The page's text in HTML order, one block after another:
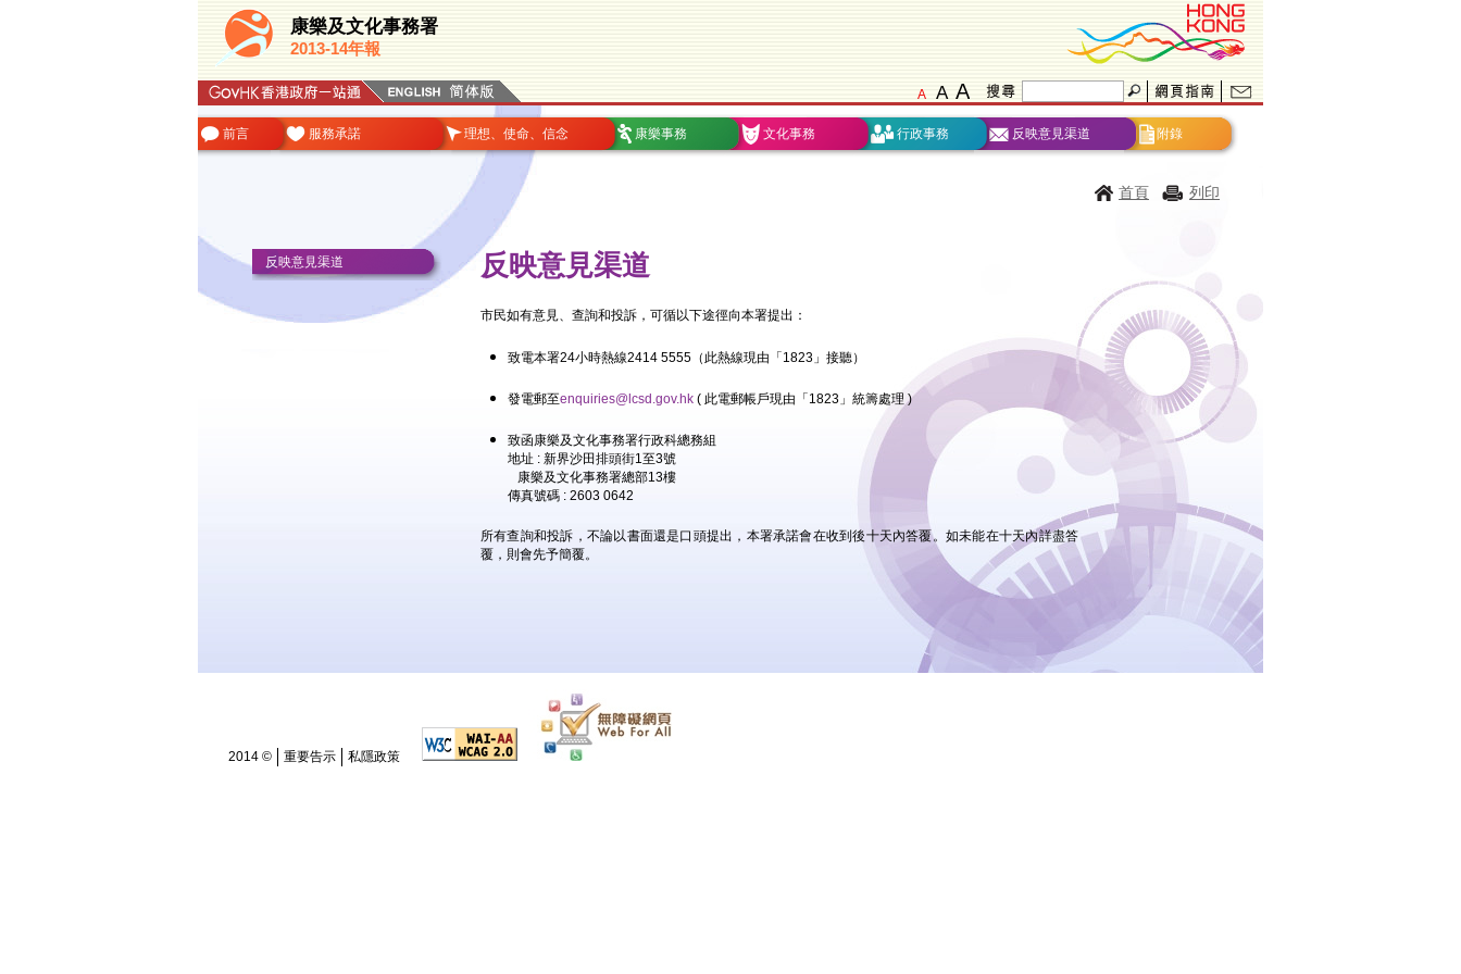
康樂及文化事務署
2013-14年報
A A A
前言 服務承諾 理想、使命、信念 康樂事務 文化事務 行政事務 反映意見渠道 附錄
反映意見渠道
首頁 列印
反映意見渠道
市民如有意見、查詢和投訴，可循以下途徑向本署提出：
致電本署24小時熱線2414 5555（此熱線現由「1823」接聽）
發電郵至enquiries@lcsd.gov.hk ( 此電郵帳戶現由「1823」統籌處理 )
致函康樂及文化事務署行政科總務組
地址 : 新界沙田排頭街1至3號
康樂及文化事務署總部13樓
傳真號碼 : 2603 0642
所有查詢和投訴，不論以書面還是口頭提出，本署承諾會在收到後十天內答覆。如未能在十天內詳盡答
覆，則會先予簡覆。
2014 © 重要告示 私隱政策